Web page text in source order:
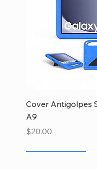
Cover Antigolpes
A9
Precio
$20.00